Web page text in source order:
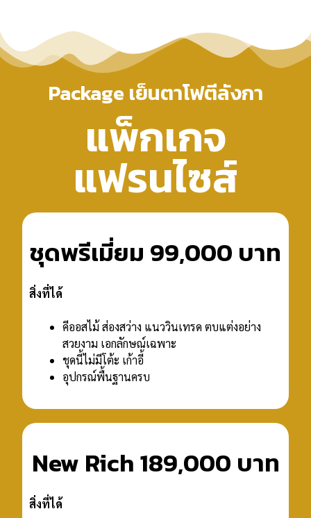
Package เย็นตาโฟตีลังกา
แพ็กเกจ
แฟรนไซส์
ชุดพรีเมี่ยม 99,000 บาท
สิ่งที่ได้
คีออสไม้ ส่องสว่าง แนววินเทรด ตบแต่งอย่าง
สวยงาม เอกลักษณ์เฉพาะ
ชุดนี้ไม่มีโต้ะ เก้าอี้
อุปกรณ์พื้นฐานครบ
New Rich 189,000 บาท
สิ่งที่ได้